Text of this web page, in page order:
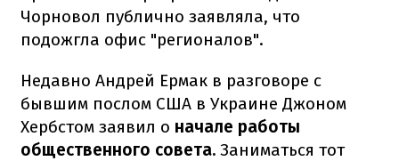
Чорновол публично заявляла, что
подожгла офис "регионалов".
Недавно Андрей Ермак в разговоре с
бывшим послом США в Украине Джоном
Хербстом заявил о начале работы
общественного совета. Заниматься тот